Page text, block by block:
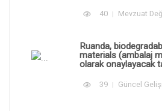
40 Mevzuat
Ruanda,
materials (ambalaj
olarak onaylayacak
39 Güncel